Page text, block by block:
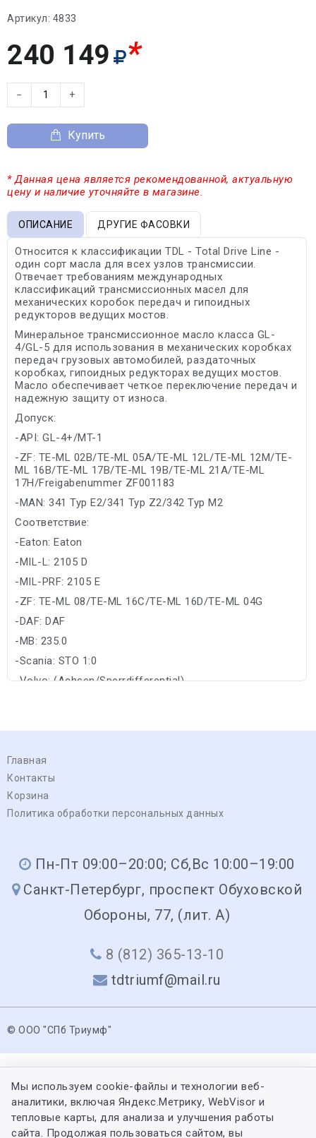
Артикул: 4833
240 149 *
− +
Купить
* Данная цена является рекомендованной, актуальную
цену и наличие уточняйте в магазине.
ОПИСАНИЕ ДРУГИЕ ФАСОВКИ
Относится к классификации TDL - Total Drive Line -
один сорт масла для всех узлов трансмиссии.
Отвечает требованиям международных
классификаций трансмиссионных масел для
механических коробок передач и гипоидных
редукторов ведущих мостов.
Минеральное трансмиссионное масло класса GL-
4/GL-5 для использования в механических коробках
передач грузовых автомобилей, раздаточных
коробках, гипоидных редукторах ведущих мостов.
Масло обеспечивает четкое переключение передач и
надежную защиту от износа.
Допуск:
-API: GL-4+/MT-1
-ZF: TE-ML 02B/TE-ML 05A/TE-ML 12L/TE-ML 12M/TE-
ML 16B/TE-ML 17B/TE-ML 19B/TE-ML 21A/TE-ML
17H/Freigabenummer ZF001183
-MAN: 341 Typ E2/341 Typ Z2/342 Typ M2
Соответствие:
-Eaton: Eaton
-MIL-L: 2105 D
-MIL-PRF: 2105 E
-ZF: TE-ML 08/TE-ML 16C/TE-ML 16D/TE-ML 04G
-DAF: DAF
-MB: 235.0
-Scania: STO 1:0
-Volvo: (Achsen/Sperrdifferential)
Главная
Контакты
Корзина
Политика обработки персональных данных
Пн-Пт 09:00–20:00; Сб,Вс 10:00–19:00
Санкт-Петербург, проспект Обуховской
Обороны, 77, (лит. А)
8 (812) 365-13-10
tdtriumf@mail.ru
© ООО "СПб Триумф"
Мы используем cookie-файлы и технологии веб-
аналитики, включая Яндекс.Метрику, WebVisor и
тепловые карты, для анализа и улучшения работы
сайта. Продолжая пользоваться сайтом, вы